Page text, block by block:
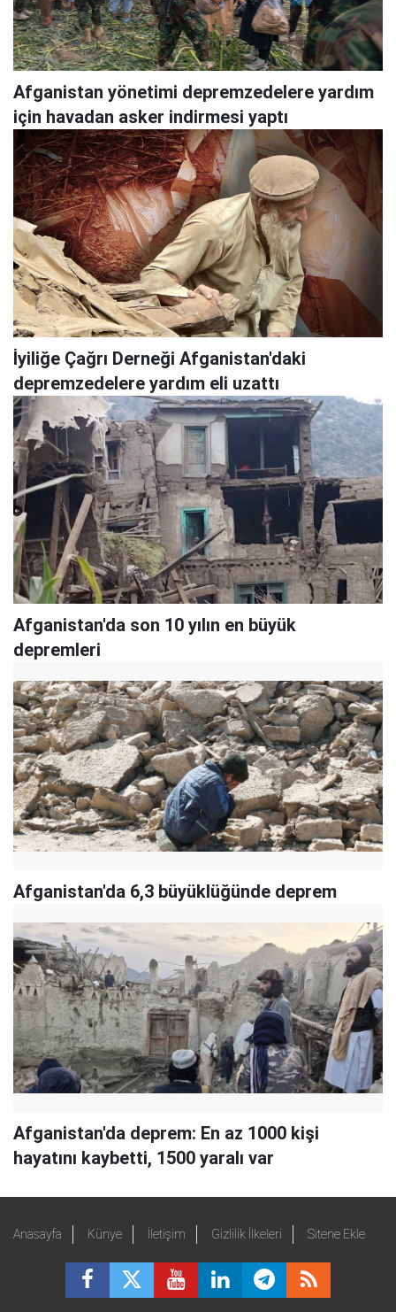
Afganistan yönetimi depremzedelere yardım
için havadan asker indirmesi yaptı
İyiliğe Çağrı Derneği Afganistan'daki
depremzedelere yardım eli uzattı
Afganistan'da son 10 yılın en büyük
depremleri
Afganistan'da 6,3 büyüklüğünde deprem
Afganistan'da deprem: En az 1000 kişi
hayatını kaybetti, 1500 yaralı var
Anasayfa Künye İletişim Gizlilik İlkeleri Sitene Ekle